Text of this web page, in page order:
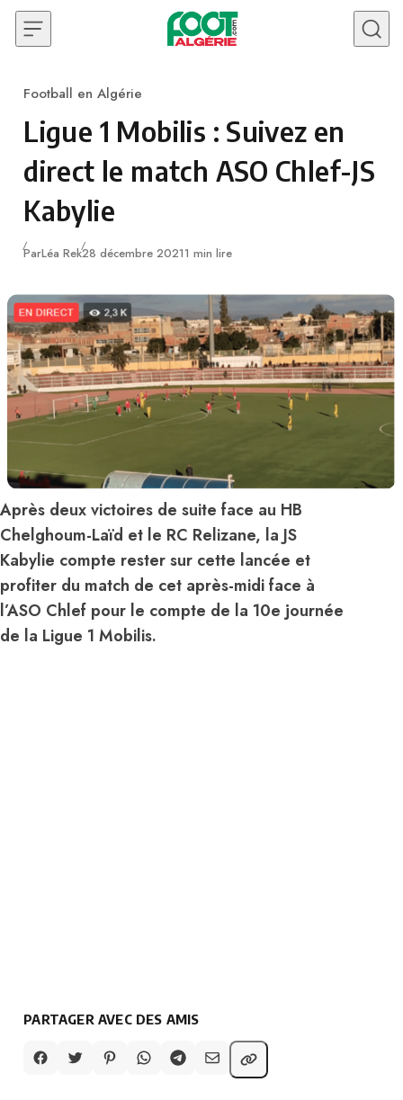
Skip to content
Category
Football en Algérie
Ligue 1 Mobilis : Suivez en
direct le match ASO Chlef-JS
Kabylie
ParLéa RekPublié
28 décembre 20211 min lire
Après deux victoires de suite face au HB
Chelghoum-Laïd et le RC Relizane, la JS
Kabylie compte rester sur cette lancée et
profiter du match de cet après-midi face à
l’ASO Chlef pour le compte de la 10e journée
de la Ligue 1 Mobilis.
PARTAGER AVEC DES AMIS